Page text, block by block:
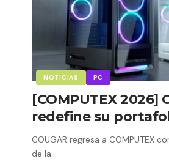
NOTICIAS PC
[COMPUTEX 2026]
redefine su
COUGAR regresa a COMPUTEX
de la…